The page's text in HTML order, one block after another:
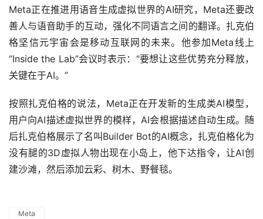
Meta正在推进用语音生成虚拟世界的AI研究，Meta还要改
善人与语音助手的互动，强化不同语言之间的翻译。扎克伯
格坚信元宇宙会是移动互联网的未来。他参加Meta线上
“Inside the Lab”会议时表示：“要想让这些优势充分释放，
关键在于AI。”
按照扎克伯格的说法，Meta正在开发新的生成类AI模型，
用户向AI描述虚拟世界的模样，AI会根据描述自动生成。随
后扎克伯格展示了名叫Builder Bot的AI概念，扎克伯格化为
没有腿的3D虚拟人物出现在小岛上，他下达指令，让AI创
建沙滩，然后添加云彩、树木、野餐毯。
Meta